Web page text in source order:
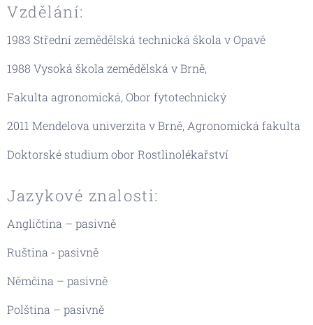
Vzdělání:
1983 Střední zemědělská technická škola v Opavě
1988 Vysoká škola zemědělská v Brně,
Fakulta agronomická, Obor fytotechnický
2011 Mendelova univerzita v Brně, Agronomická fakulta
Doktorské studium obor Rostlinolékařství
Jazykové znalosti:
Angličtina – pasivně
Ruština - pasivně
Němčina – pasivně
Polština – pasivně